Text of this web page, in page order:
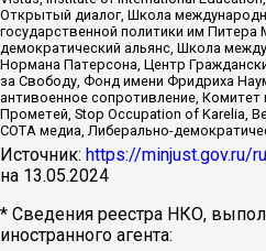
Открытый диалог, Школа
государственной политики им Питера
демократический альянс, Школа
Нормана Патерсона, Центр
за Свободу, Фонд имени Фридриха
антивоенное сопротивление, Комитет
Прометей, Stop Occupation of Karelia,
СОТА медиа, Либерально-
Источник: https://minjust.gov.ru/
на 13.05.2024
* Сведения реестра НКО,
иностранного агента: